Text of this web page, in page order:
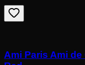
Ami Paris Ami